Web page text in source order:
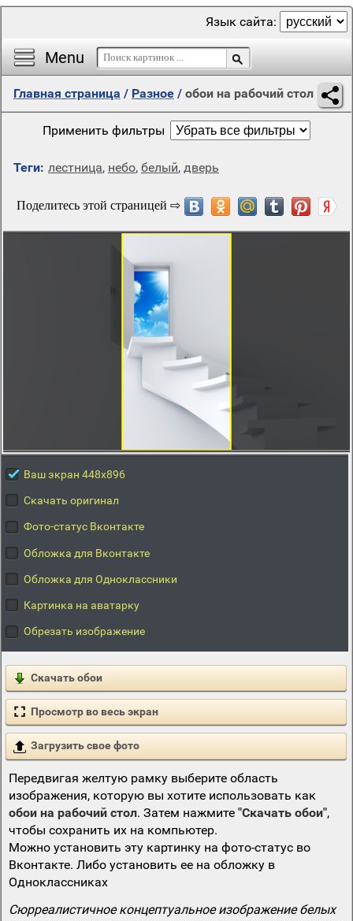
Menu
Язык сайта:
Главная страница / Разное / обои на рабочий стол
Применить фильтры
Теги: лестница, небо, белый, дверь
Ваш экран 448x896
Скачать оригинал
Фото-статус Вконтакте
Обложка для Вконтакте
Обложка для Одноклассники
Картинка на аватарку
Обрезать изображение
Скачать обои
Просмотр во весь экран
Загрузить свое фото
Передвигая желтую рамку выберите область
изображения, которую вы хотите использовать как
обои на рабочий стол. Затем нажмите "Скачать обои",
чтобы сохранить их на компьютер.
Можно установить эту картинку на фото-статус во
Вконтакте. Либо установить ее на обложку в
Одноклассниках
Сюрреалистичное концептуальное изображение белых